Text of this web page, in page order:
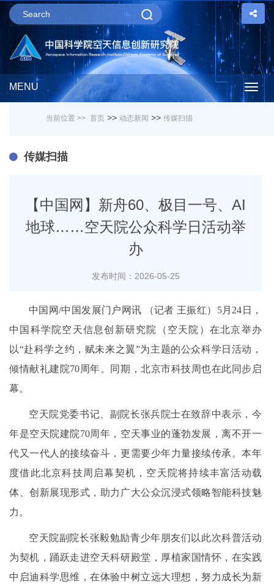
MENU
当前位置 >> 首页 >> 动态新闻 >> 传媒扫描
传媒扫描
【中国网】新舟60、极目一号、AI
地球……空天院公众科学日活动举
办
发布时间：2026-05-25
中国网/中国发展门户网讯 （记者 王振红）5月24日，
中国科学院空天信息创新研究院（空天院）在北京举办
以“赴科学之约，赋未来之翼”为主题的公众科学日活动，
倾情献礼建院70周年。同期，北京市科技周也在此同步启
幕。
空天院党委书记、副院长张兵院士在致辞中表示，今
年是空天院建院70周年，空天事业的蓬勃发展，离不开一
代又一代人的接续奋斗，更需要少年力量接续传承。本年
度借此北京科技周启幕契机，空天院将持续丰富活动载
体、创新展现形式，助力广大公众沉浸式领略智能科技魅
力。
空天院副院长张毅勉励青少年朋友们以此次科普活动
为契机，踊跃走进空天科研殿堂，厚植家国情怀，在实践
中启迪科学思维，在体验中树立远大理想，努力成长为新